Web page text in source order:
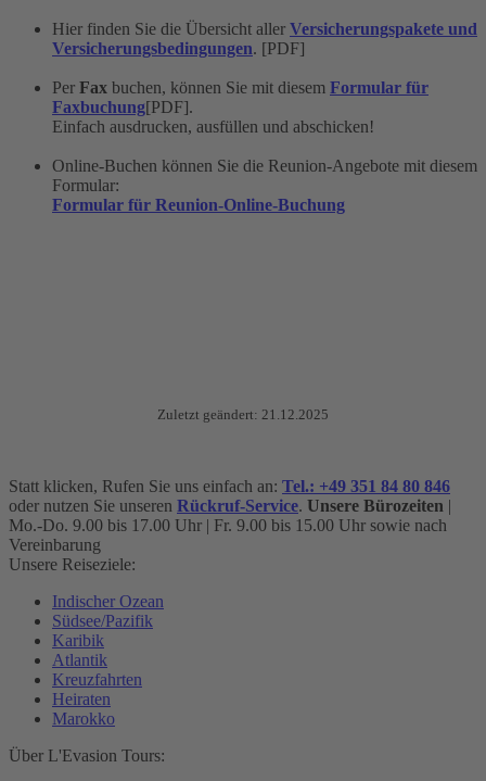
Hier finden Sie die Übersicht aller Versicherungspakete und
Versicherungsbedingungen. [PDF]
Per Fax buchen, können Sie mit diesem Formular für
Faxbuchung[PDF].
Einfach ausdrucken, ausfüllen und abschicken!
Online-Buchen können Sie die Reunion-Angebote mit diesem
Formular:
Formular für Reunion-Online-Buchung
Zuletzt geändert: 21.12.2025
Statt klicken, Rufen Sie uns einfach an: Tel.: +49 351 84 80 846
oder nutzen Sie unseren Rückruf-Service. Unsere Bürozeiten |
Mo.-Do. 9.00 bis 17.00 Uhr | Fr. 9.00 bis 15.00 Uhr sowie nach
Vereinbarung
Unsere Reiseziele:
Indischer Ozean
Südsee/Pazifik
Karibik
Atlantik
Kreuzfahrten
Heiraten
Marokko
Über L'Evasion Tours: